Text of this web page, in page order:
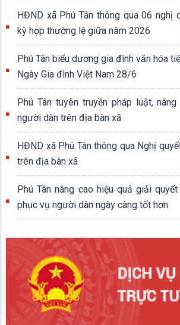
HĐND xã Phú Tân thông qua 06 nghị
kỳ họp thường lệ giữa năm 2026
Phú Tân biểu dương gia đình văn hóa
Ngày Gia đình Việt Nam 28/6
Phú Tân tuyên truyền pháp luật,
người dân trên địa bàn xã
HĐND xã Phú Tân thông qua Nghị
trên địa bàn xã
Phú Tân nâng cao hiệu quả giải
phục vụ người dân ngày càng tốt hơn